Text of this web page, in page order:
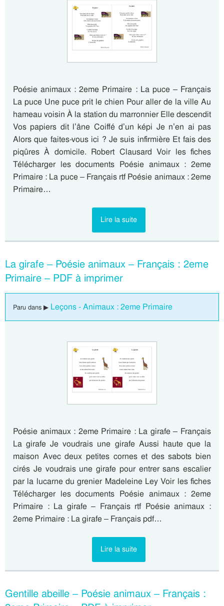
Poésie animaux : 2eme Primaire : La puce – Français
La puce Une puce prit le chien Pour aller de la ville Au
hameau voisin À la station du marronnier Elle descendit
Vos papiers dit l’âne Coiffé d’un képi Je n’en ai pas
Alors que faites-vous ici ? Je suis infirmière Et fais des
piqûres À domicile. Robert Clausard Voir les fiches
Télécharger les documents Poésie animaux : 2eme
Primaire : La puce – Français rtf Poésie animaux : 2eme
Primaire…
Lire la suite
La girafe – Poésie animaux – Français : 2eme
Primaire – PDF à imprimer
Paru dans ▶ Leçons - Animaux : 2eme Primaire
Poésie animaux : 2eme Primaire : La girafe – Français
La girafe Je voudrais une girafe Aussi haute que la
maison Avec deux petites cornes et des sabots bien
cirés Je voudrais une girafe pour entrer sans escalier
par la lucarne du grenier Madeleine Ley Voir les fiches
Télécharger les documents Poésie animaux : 2eme
Primaire : La girafe – Français rtf Poésie animaux :
2eme Primaire : La girafe – Français pdf…
Lire la suite
Gentille abeille – Poésie animaux – Français :